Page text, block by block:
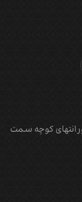
انتهای کوچه سمت